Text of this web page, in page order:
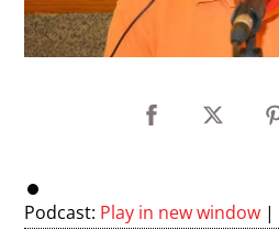
Podcast: Play in new window |